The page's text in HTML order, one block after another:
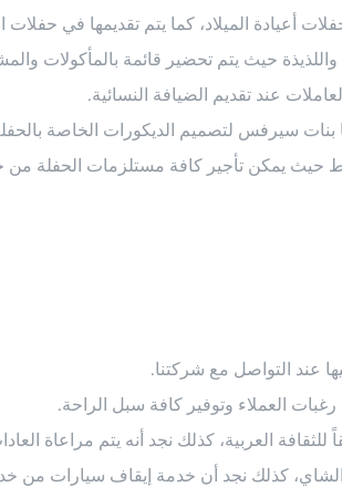
أعيادة الميلاد، كما يتم تقديمها في حفلات
حيث يتم تحضير قائمة بالمأكولات
عند تقديم الضيافة النسائية.
بنات سيرفس لتصميم الديكورات الخاصة
حيث يمكن تأجير كافة مستلزمات الحفلة من
عند التواصل مع شركتنا.
العملاء وتوفير كافة سبل الراحة.
العربية، كذلك نجد أنه يتم مراعاة
كذلك نجد أن خدمة إيقاف سيارات من